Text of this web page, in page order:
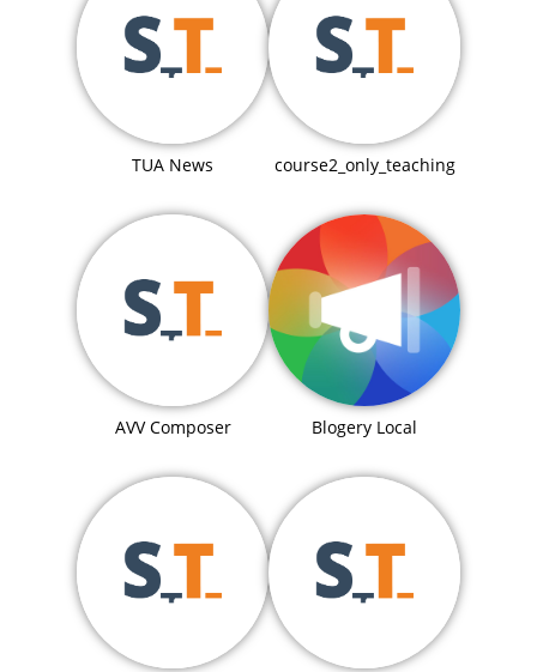
TUA News course2_only_teaching
AVV Composer Blogery Local